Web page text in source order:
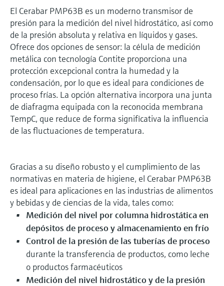
El Cerabar PMP63B es un moderno transmisor de
presión para la medición del nivel hidrostático, así como
de la presión absoluta y relativa en líquidos y gases.
Ofrece dos opciones de sensor: la célula de medición
metálica con tecnología Contite proporciona una
protección excepcional contra la humedad y la
condensación, por lo que es ideal para condiciones de
proceso frías. La opción alternativa incorpora una junta
de diafragma equipada con la reconocida membrana
TempC, que reduce de forma significativa la influencia
de las fluctuaciones de temperatura.
Gracias a su diseño robusto y el cumplimiento de las
normativas en materia de higiene, el Cerabar PMP63B
es ideal para aplicaciones en las industrias de alimentos
y bebidas y de ciencias de la vida, tales como:
Medición del nivel por columna hidrostática en
depósitos de proceso y almacenamiento en frío
Control de la presión de las tuberías de proceso
durante la transferencia de productos, como leche
o productos farmacéuticos
Medición del nivel hidrostático y de la presión